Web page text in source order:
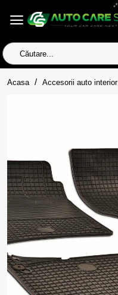
Căutare...
Acasa homeAccesorii auto interior